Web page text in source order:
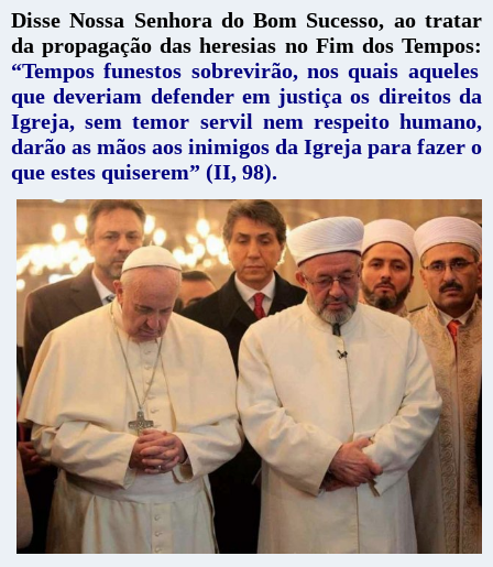
Disse Nossa Senhora do Bom Sucesso, ao tratar
da propagação das heresias no Fim dos Tempos:
“Tempos funestos sobrevirão, nos quais aqueles
que deveriam defender em justiça os direitos da
Igreja, sem temor servil nem respeito humano,
darão as mãos aos inimigos da Igreja para fazer o
que estes quiserem” (II, 98).